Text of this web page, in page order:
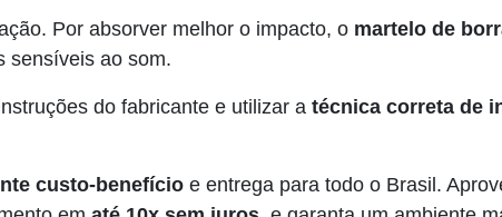
Por absorver melhor o impacto, o martelo de
sensíveis ao som.
do fabricante e utilizar a técnica correta de
custo-benefício e entrega para todo o Brasil.